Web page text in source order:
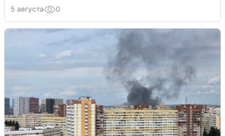
5 августа 0